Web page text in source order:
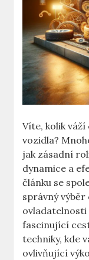
Víte, kolik
vozidla?
jak zásadní
dynamice a
článku se
správný
ovladatelnosti
fascinující
⁣techniky, kde
ovlivňující